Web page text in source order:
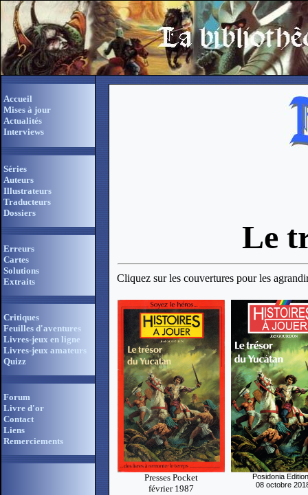
Accueil
Mises à jour
Actualités
Interviews
Séries
Auteurs
Illustrateurs
Traducteurs
Dossiers
Erreurs
Cartes
Solutions
Extraits
Critiques
Feuilles d'aventures
Livres-jeux en ligne
Livres-jeux amateurs
Quizz
Forum
Livre d'or
Contact
Liens
Remerciements
Le
Cliquez sur les couvertures pour les
Presses Pocket
février 1987
Posidonia
08 octobre